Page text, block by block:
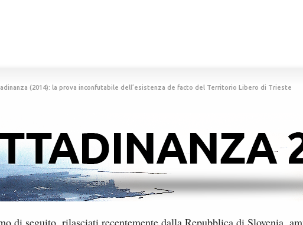
(2014): la prova inconfutabile dell’esistenza de facto del Territorio Libero di Trieste
di seguito, rilasciati recentemente​ dalla Repubblica di Slovenia,